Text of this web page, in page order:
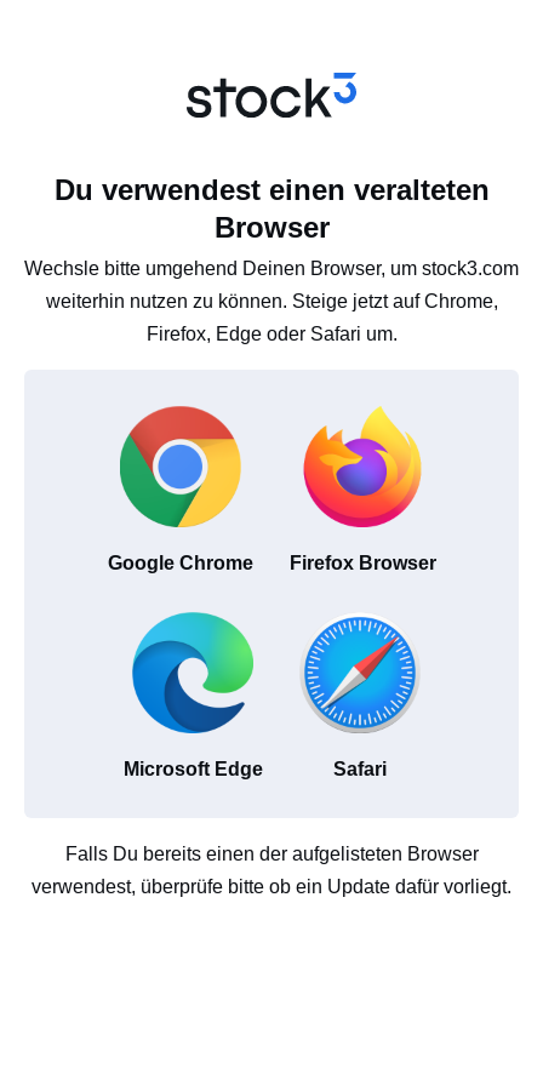
Du verwendest einen veralteten
Browser
Wechsle bitte umgehend Deinen Browser, um stock3.com
weiterhin nutzen zu können. Steige jetzt auf Chrome,
Firefox, Edge oder Safari um.
Google Chrome Firefox Browser
Microsoft Edge Safari
Falls Du bereits einen der aufgelisteten Browser
verwendest, überprüfe bitte ob ein Update dafür vorliegt.